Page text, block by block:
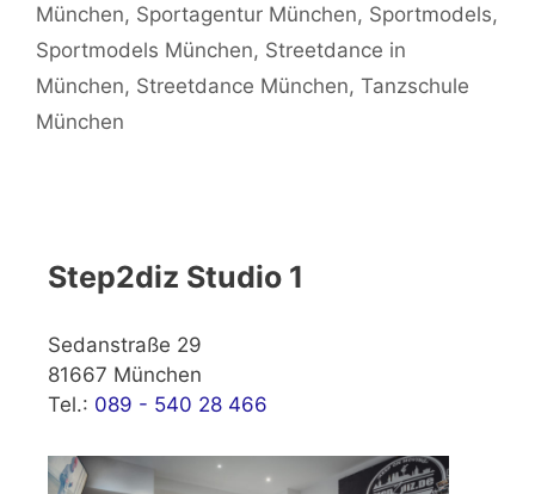
München, Sportagentur München, Sportmodels,
Sportmodels München, Streetdance in
München, Streetdance München, Tanzschule
München
Step2diz Studio 1
Sedanstraße 29
81667 München
Tel.: 089 - 540 28 466